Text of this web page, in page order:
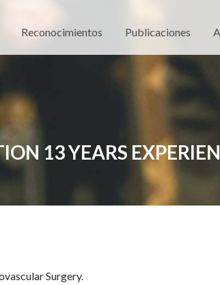
Reconocimientos Publicaciones
13 YEARS
Surgery.